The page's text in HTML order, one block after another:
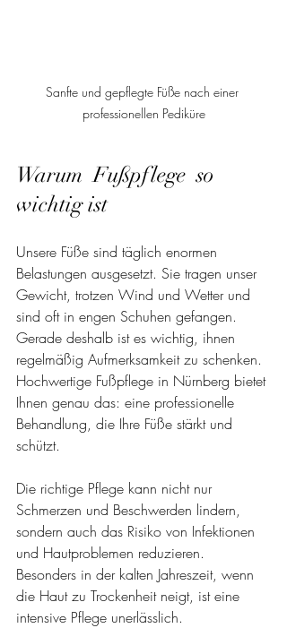
Sanfte und gepflegte Füße nach einer
professionellen Pediküre
Warum  Fußpflege  so
wichtig ist
Unsere Füße sind täglich enormen
Belastungen ausgesetzt. Sie tragen unser
Gewicht, trotzen Wind und Wetter und
sind oft in engen Schuhen gefangen.
Gerade deshalb ist es wichtig, ihnen
regelmäßig Aufmerksamkeit zu schenken.
Hochwertige Fußpflege in Nürnberg bietet
Ihnen genau das: eine professionelle
Behandlung, die Ihre Füße stärkt und
schützt.
Die richtige Pflege kann nicht nur
Schmerzen und Beschwerden lindern,
sondern auch das Risiko von Infektionen
und Hautproblemen reduzieren.
Besonders in der kalten Jahreszeit, wenn
die Haut zu Trockenheit neigt, ist eine
intensive Pflege unerlässlich.